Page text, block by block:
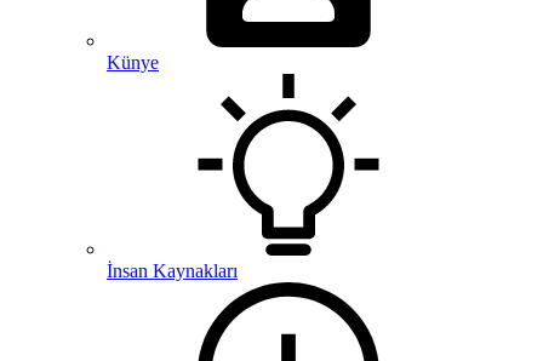
Künye
İnsan Kaynakları